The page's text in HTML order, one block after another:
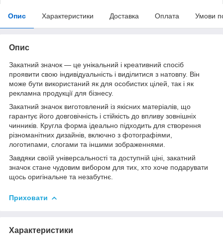
Опис Характеристики Доставка Оплата Умови
Опис
Закатний значок — це унікальний і креативний спосіб
проявити свою індивідуальність і виділитися з натовпу. Він
може бути використаний як для особистих цілей, так і як
рекламна продукції для бізнесу.
Закатний значок виготовлений із якісних матеріалів, що
гарантує його довговічність і стійкість до впливу зовнішніх
чинників. Кругла форма ідеально підходить для створення
різноманітних дизайнів, включно з фотографіями,
логотипами, слогами та іншими зображеннями.
Завдяки своїй універсальності та доступній ціні, закатний
значок стане чудовим вибором для тих, хто хоче подарувати
щось оригінальне та незабутнє.
Приховати
Характеристики